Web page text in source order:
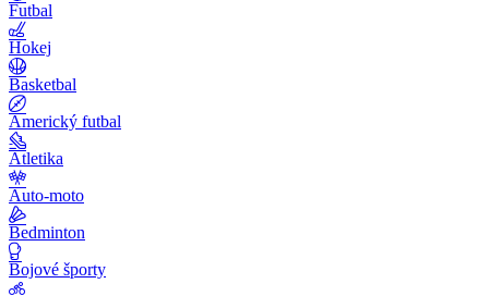
Futbal
Hokej
Basketbal
Americký futbal
Atletika
Auto-moto
Bedminton
Bojové športy